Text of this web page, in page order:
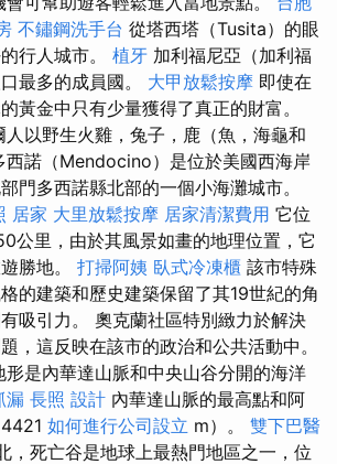
不鏽鋼洗手台 從塔西塔（Tusita）的眼
行人城市。 植牙 加利福尼亞（加利福
最多的成員國。 大甲放鬆按摩 即使在
黃金中只有少量獲得了真正的財富。
人以野生火雞，兔子，鹿（魚，海龜和
西諾（Mendocino）是位於美國西海岸
門多西諾縣北部的一個小海灘城市。
居家 大里放鬆按摩 居家清潔費用 它位
公里，由於其風景如畫的地理位置，它
勝地。 打掃阿姨 臥式冷凍櫃 該市特殊
的建築和歷史建築保留了其19世紀的角
吸引力。 奧克蘭社區特別緻力於解決
，這反映在該市的政治和公共活動中。
形是內華達山脈和中央山谷分開的海洋
漏 長照 設計 內華達山脈的最高點和阿
如何進行公司設立 m）。 雙下巴醫
，死亡谷是地球上最熱門地區之一，位